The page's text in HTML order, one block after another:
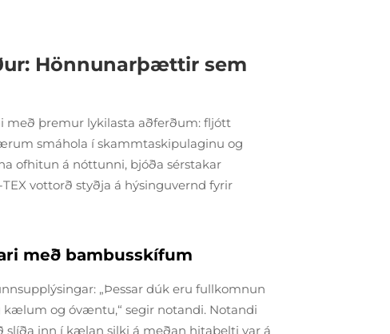
Hönnunarþættir sem
með þremur lykilasta aðferðum: fljótt
smáhola í skammtaskipulaginu og
ofhitun á nóttunni, bjóða sérstakar
vottorð styðja á hýsinguvernd fyrir
með bambusskífum
„Þessar dúk eru fullkomnun
og óvæntu,“ segir notandi. Notandi
slíða inn í kælan silki á meðan hitabelti var á